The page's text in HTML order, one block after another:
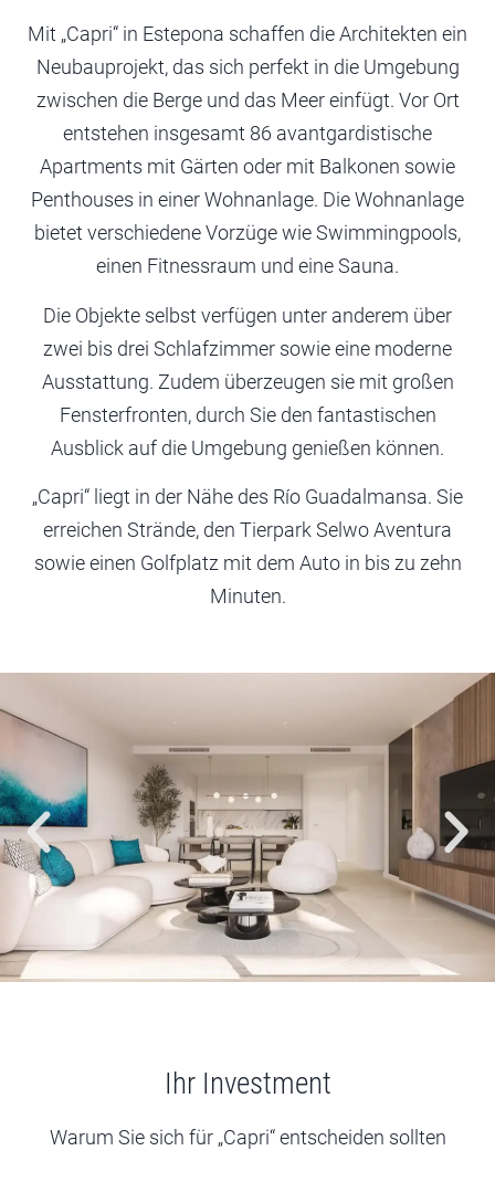
Mit „Capri“ in Estepona schaffen die Architekten ein
Neubauprojekt, das sich perfekt in die Umgebung
zwischen die Berge und das Meer einfügt. Vor Ort
entstehen insgesamt 86 avantgardistische
Apartments mit Gärten oder mit Balkonen sowie
Penthouses in einer Wohnanlage. Die Wohnanlage
bietet verschiedene Vorzüge wie Swimmingpools,
einen Fitnessraum und eine Sauna.
Die Objekte selbst verfügen unter anderem über
zwei bis drei Schlafzimmer sowie eine moderne
Ausstattung. Zudem überzeugen sie mit großen
Fensterfronten, durch Sie den fantastischen
Ausblick auf die Umgebung genießen können.
„Capri“ liegt in der Nähe des Río Guadalmansa. Sie
erreichen Strände, den Tierpark Selwo Aventura
sowie einen Golfplatz mit dem Auto in bis zu zehn
Minuten.
Ihr Investment
Warum Sie sich für „Capri“ entscheiden sollten